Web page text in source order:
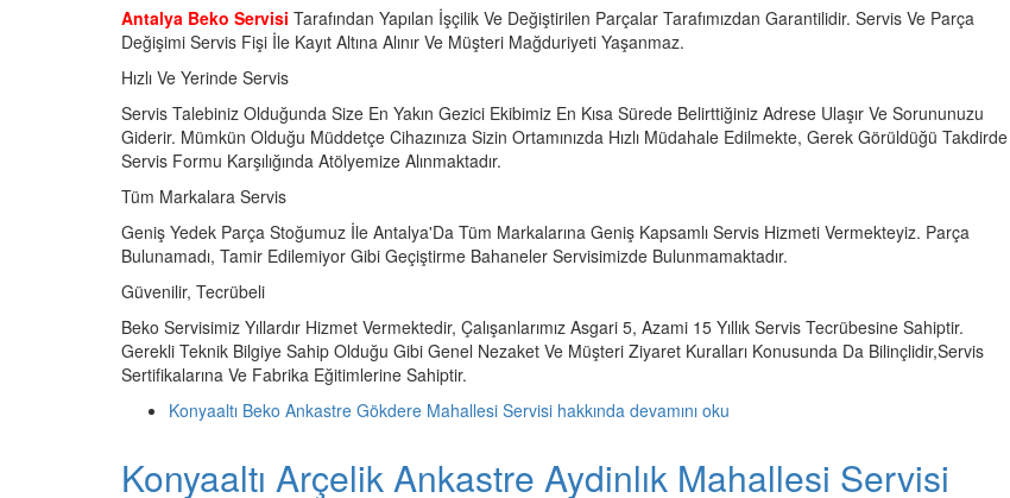
Antalya Beko Servisi Tarafından Yapılan İşçilik Ve Değiştirilen Parçalar Tarafımızdan Garantilidir. Servis Ve Parça
Değişimi Servis Fişi İle Kayıt Altına Alınır Ve Müşteri Mağduriyeti Yaşanmaz.
Hızlı Ve Yerinde Servis
Servis Talebiniz Olduğunda Size En Yakın Gezici Ekibimiz En Kısa Sürede Belirttiğiniz Adrese Ulaşır Ve Sorununuzu
Giderir. Mümkün Olduğu Müddetçe Cihazınıza Sizin Ortamınızda Hızlı Müdahale Edilmekte, Gerek Görüldüğü Takdirde
Servis Formu Karşılığında Atölyemize Alınmaktadır.
Tüm Markalara Servis
Geniş Yedek Parça Stoğumuz İle Antalya'Da Tüm Markalarına Geniş Kapsamlı Servis Hizmeti Vermekteyiz. Parça
Bulunamadı, Tamir Edilemiyor Gibi Geçiştirme Bahaneler Servisimizde Bulunmamaktadır.
Güvenilir, Tecrübeli
Beko Servisimiz Yıllardır Hizmet Vermektedir, Çalışanlarımız Asgari 5, Azami 15 Yıllık Servis Tecrübesine Sahiptir.
Gerekli Teknik Bilgiye Sahip Olduğu Gibi Genel Nezaket Ve Müşteri Ziyaret Kuralları Konusunda Da Bilinçlidir,Servis
Sertifikalarına Ve Fabrika Eğitimlerine Sahiptir.
Konyaaltı Beko Ankastre Gökdere Mahallesi Servisi hakkında devamını oku
Konyaaltı Arçelik Ankastre Aydinlık Mahallesi Servisi